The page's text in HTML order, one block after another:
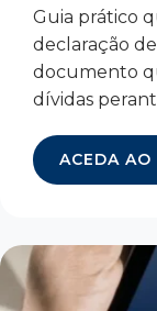
Guia prático
declaração
documento
dívidas
ACEDA AO